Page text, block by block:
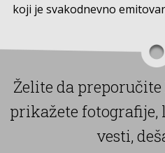
koji je svakodnevno
Želite da
prikažete fotografije,
vesti,